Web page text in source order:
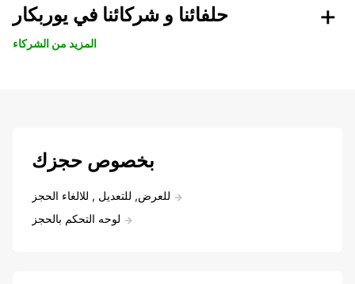
حلفائنا و شركائنا في يوربكار
المزيد من الشركاء
بخصوص حجزك
للعرض, للتعديل , للالغاء الحجز
لوحه التحكم بالحجز